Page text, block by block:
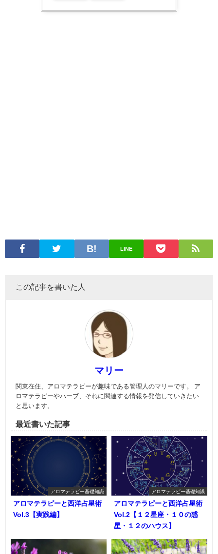
LINE
この記事を書いた人
マリー
関東在住、アロマテラピーが趣味である管理人のマリーです。 ア
ロマテラピーやハーブ、それに関連する情報を発信していきたい
と思います。
最近書いた記事
アロマテラピー基礎知識
アロマテラピーと西洋占星術
Vol.3【実践編】
アロマテラピー基礎知識
アロマテラピーと西洋占星術
Vol.2【１２星座・１０の惑
星・１２のハウス】